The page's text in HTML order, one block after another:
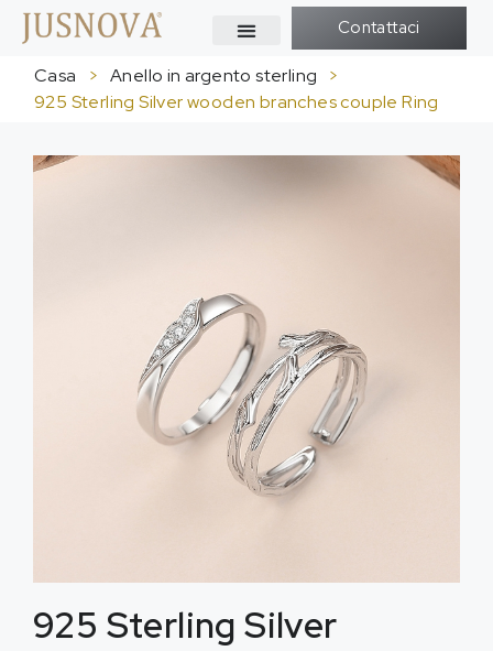
Contattaci
Casa > Anello in argento sterling
>
925 Sterling Silver wooden branches couple Ring
925 Sterling Silver